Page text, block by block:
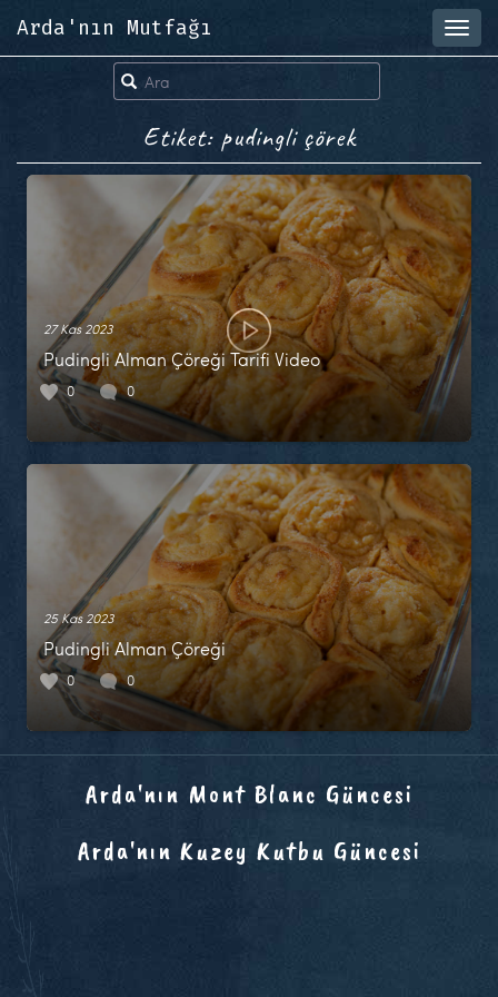
Arda'nın Mutfağı
Etiket: pudingli çörek
27 Kas 2023
Pudingli Alman Çöreği Tarifi Video
0 0
25 Kas 2023
Pudingli Alman Çöreği
0 0
Arda'nın Mont Blanc Güncesi
Arda'nın Kuzey Kutbu Güncesi